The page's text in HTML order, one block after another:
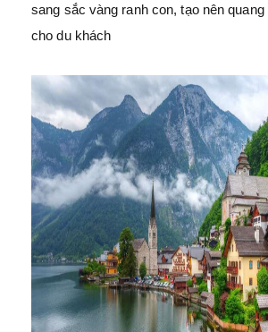
sang sắc vàng ranh con, tạo nên quang
cho du khách